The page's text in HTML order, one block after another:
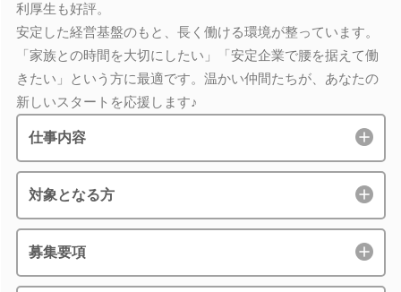
利厚生も好評。
安定した経営基盤のもと、長く働ける環境が整っています。
「家族との時間を大切にしたい」「安定企業で腰を据えて働
きたい」という方に最適です。温かい仲間たちが、あなたの
新しいスタートを応援します♪
仕事内容
対象となる方
募集要項